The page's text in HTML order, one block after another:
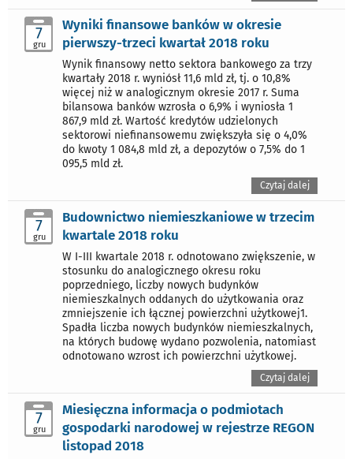
7
gru
Wyniki finansowe banków w okresie
pierwszy-trzeci kwartał 2018 roku
Wynik finansowy netto sektora bankowego za trzy
kwartały 2018 r. wyniósł 11,6 mld zł, tj. o 10,8%
więcej niż w analogicznym okresie 2017 r. Suma
bilansowa banków wzrosła o 6,9% i wyniosła 1
867,9 mld zł. Wartość kredytów udzielonych
sektorowi niefinansowemu zwiększyła się o 4,0%
do kwoty 1 084,8 mld zł, a depozytów o 7,5% do 1
095,5 mld zł.
Czytaj dalej
7
gru
Budownictwo niemieszkaniowe w trzecim
kwartale 2018 roku
W I-III kwartale 2018 r. odnotowano zwiększenie, w
stosunku do analogicznego okresu roku
poprzedniego, liczby nowych budynków
niemieszkalnych oddanych do użytkowania oraz
zmniejszenie ich łącznej powierzchni użytkowej1.
Spadła liczba nowych budynków niemieszkalnych,
na których budowę wydano pozwolenia, natomiast
odnotowano wzrost ich powierzchni użytkowej.
Czytaj dalej
7
gru
Miesięczna informacja o podmiotach
gospodarki narodowej w rejestrze REGON
listopad 2018